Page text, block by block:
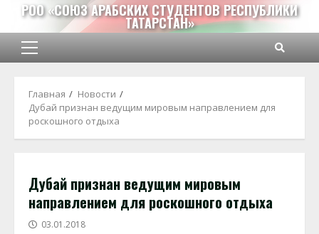
Перейти
содержимому
РОО «СОЮЗ АРАБСКИХ СТУДЕНТОВ РЕСПУБЛИКИ
ТАТАРСТАН»
Основное
Главная
Новости
Дубай признан ведущим мировым направлением для
роскошного отдыха
Дубай признан ведущим мировым
направлением для роскошного отдыха
03.01.2018